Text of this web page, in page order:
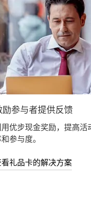
励参与者提供反馈
优步现金奖励，提高活
参与度。
礼品卡的解决方案